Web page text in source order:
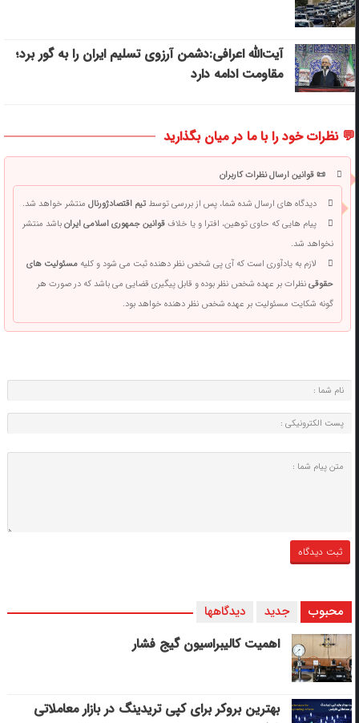
آیت‌الله اعرافی:دشمن آرزوی تسلیم ایران را به گور برد؛
مقاومت ادامه دارد
💬 نظرات خود را با ما در میان بگذارید
📜 قوانین ارسال نظرات کاربران
دیدگاه های ارسال شده شما، پس از بررسی توسطتیم اقتصادژورنالمنتشر خواهد شد.
پیام هایی که حاوی توهین، افترا و یا خلافقوانین جمهوری اسلامی ایرانباشد منتشر
نخواهد شد.
لازم به یادآوری است که آی پی شخص نظر دهنده ثبت می شود و کلیهمسئولیت های
حقوقینظرات بر عهده شخص نظر بوده و قابل پیگیری قضایی می باشد که در صورت هر
گونه شکایت مسئولیت بر عهده شخص نظر دهنده خواهد بود.
محبوب جدید دیدگاهها
اهمیت کالیبراسیون گیج فشار
بهترین بروکر برای کپی‌ تریدینگ در بازار معاملاتی